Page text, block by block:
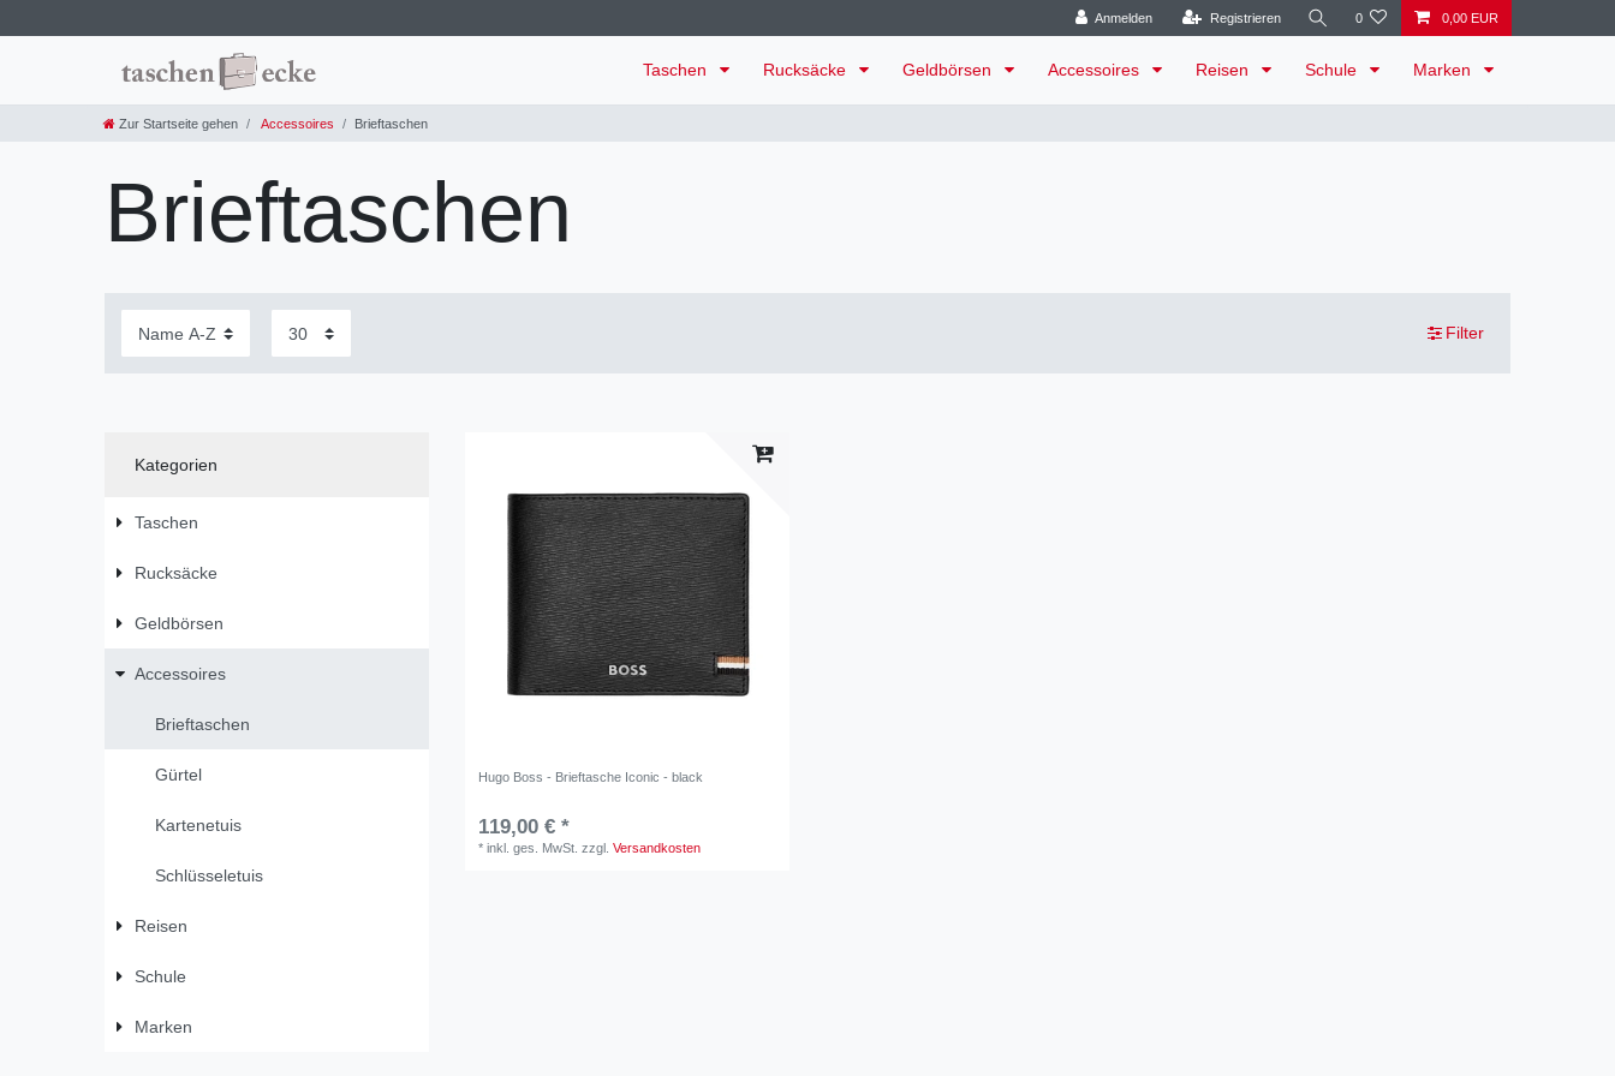
Anmelden Registrieren 0 0,00 EUR
Taschen Rucksäcke Geldbörsen Accessoires Reisen Schule Marken
Zur Startseite gehen Accessoires Brieftaschen
Brieftaschen
Filter
Kategorien
Taschen
Rucksäcke
Geldbörsen
Accessoires
Brieftaschen
Gürtel
Kartenetuis
Schlüsseletuis
Reisen
Schule
Marken
Hugo Boss - Brieftasche Iconic - black
119,00 € *
*inkl. ges. MwSt. zzgl.Versandkosten